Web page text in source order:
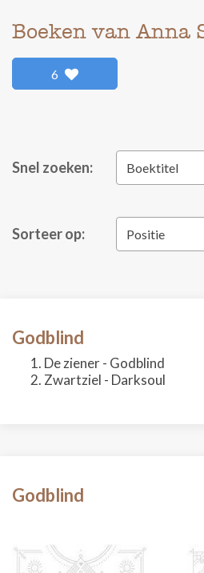
Boeken van Anna
6
Snel zoeken: Boektitel
Sorteer op: Positie
Godblind
De ziener - Godblind
Zwartziel - Darksoul
Godblind